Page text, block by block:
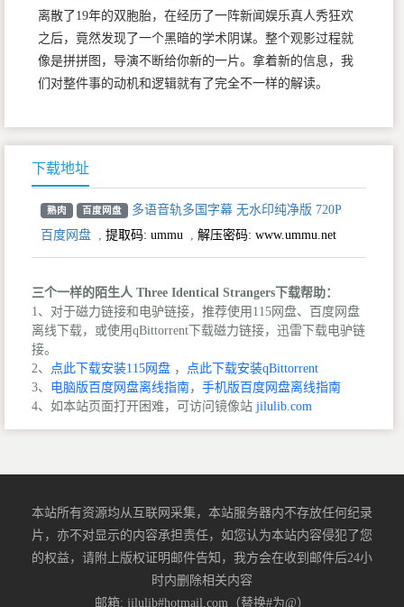
离散了19年的双胞胎，在经历了一阵新闻娱乐真人秀狂欢
之后，竟然发现了一个黑暗的学术阴谋。整个观影过程就
像是拼拼图，导演不断给你新的一片。拿着新的信息，我
们对整件事的动机和逻辑就有了完全不一样的解读。
下载地址
熟肉 百度网盘
多语音轨多国字幕 无水印纯净版 720P
百度网盘
提取码: ummu 解压密码: www.ummu.net
三个一样的陌生人 Three Identical Strangers下载帮助：
1、对于磁力链接和电驴链接，推荐使用115网盘、百度网盘
离线下载，或使用qBittorrent下载磁力链接，迅雷下载电驴链
接。
2、
点此下载安装115网盘 ，
点此下载安装qBittorrent
3、 电脑版百度网盘离线指南， 手机版百度网盘离线指南
4、如本站页面打开困难，可访问镜像站 jilulib.com
本站所有资源均从互联网采集，本站服务器内不存放任何纪录
片，亦不对显示的内容承担责任，如您认为本站内容侵犯了您
的权益，请附上版权证明邮件告知，我方会在收到邮件后24小
时内删除相关内容
邮箱: jilulib#hotmail.com（替换#为@）